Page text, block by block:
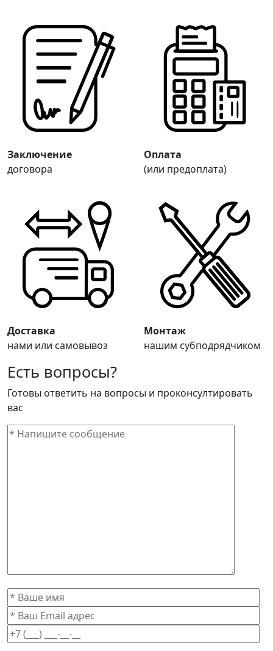
Заключение
договора
Оплата
(или предоплата)
Доставка
нами или самовывоз
Монтаж
нашим субподрядчиком
Есть вопросы?
Готовы ответить на вопросы и проконсултировать
вас